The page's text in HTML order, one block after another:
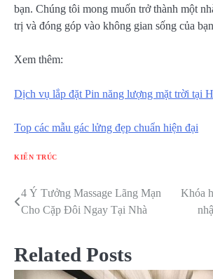
bạn. Chúng tôi mong muốn trở thành một
trị và đóng góp vào không gian sống của
Xem thêm:
Dịch vụ lắp đặt Pin năng lượng mặt trời tại
Top các mẫu gác lửng đẹp chuẩn hiện đại
KIẾN TRÚC
Điều
hướng
bài
viết
4 Ý Tưởng Massage Lãng Mạn
Cho Cặp Đôi Ngay Tại Nhà
Khóa
Related Posts